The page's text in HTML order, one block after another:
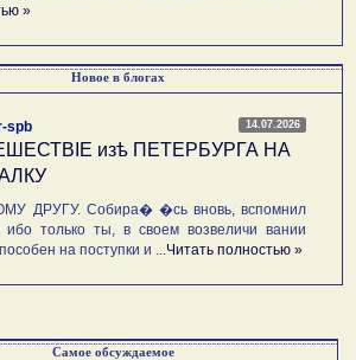
»
Новое в блогах
14.07.2026
spb
изѣ ПЕТЕРБУРГА НА
ДРУГУ. Собира� �сь вновь, вспомнил
только ты, в своем возвеличи вании
на поступки и ... Читать полностью »
Самое обсуждаемое